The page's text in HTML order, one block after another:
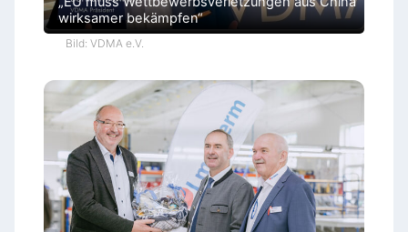
wirksamer bekämpfen“
Bild: VDMA e.V.